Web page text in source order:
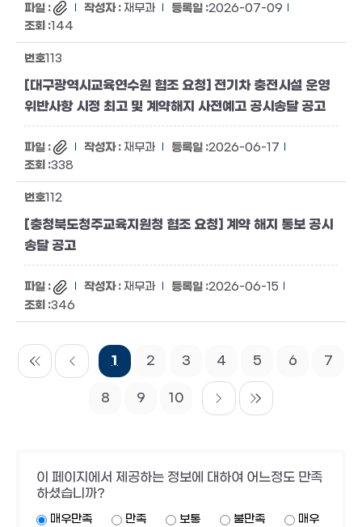
재무과
2026-07-09
144
113
[대구광역시교육연수원 협조 요청] 전기차 충전시설 운영
위반사항 시정 최고 및 계약해지 사전예고 공시송달 공고
재무과
2026-06-17
338
112
[충청북도청주교육지원청 협조 요청] 계약 해지 통보 공시
송달 공고
재무과
2026-06-15
346
1 2 3 4 5 6 7
8 9 10
이 페이지에서 제공하는 정보에 대하여 어느정도 만족
하셨습니까?
매우만족 만족 보통 불만족
매우